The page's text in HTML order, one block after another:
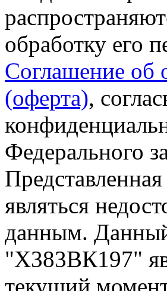
обработку его
Соглашение об
(оферта),
Федерального
являться
данным.
"Х383ВК197"